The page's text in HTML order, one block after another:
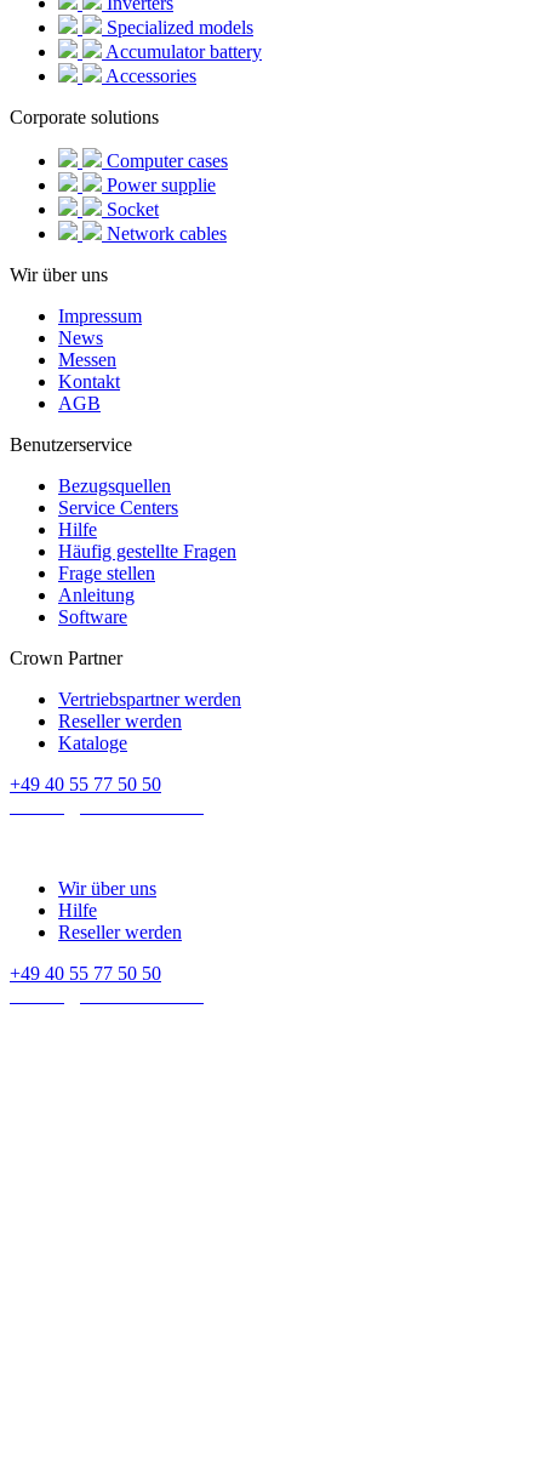
Specialized models
Accumulator battery
Accessories
Corporate solutions
Computer cases
Power supplie
Socket
Network cables
Wir über uns
Impressum
News
Messen
Kontakt
AGB
Benutzerservice
Bezugsquellen
Service Centers
Hilfe
Häufig gestellte Fragen
Frage stellen
Anleitung
Software
Crown Partner
Vertriebspartner werden
Reseller werden
Kataloge
+49 40 55 77 50 50
Wir über uns
Hilfe
Reseller werden
+49 40 55 77 50 50